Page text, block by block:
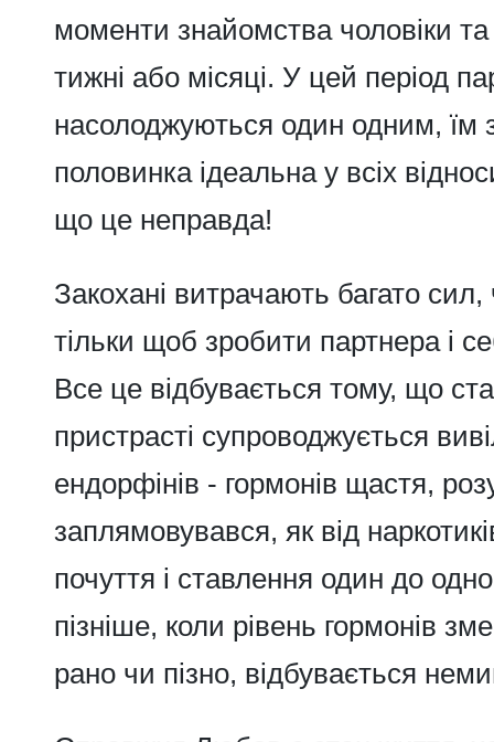
моменти знайомства чоловіки та
тижні або місяці. У цей період
насолоджуються один одним, їм
половинка ідеальна у всіх
що це неправда!
Закохані витрачають багато сил,
тільки щоб зробити партнера і
Все це відбувається тому, що
пристрасті супроводжується
ендорфінів - гормонів щастя,
заплямовувався, як від
почуття і ставлення один до
пізніше, коли рівень гормонів
рано чи пізно, відбувається